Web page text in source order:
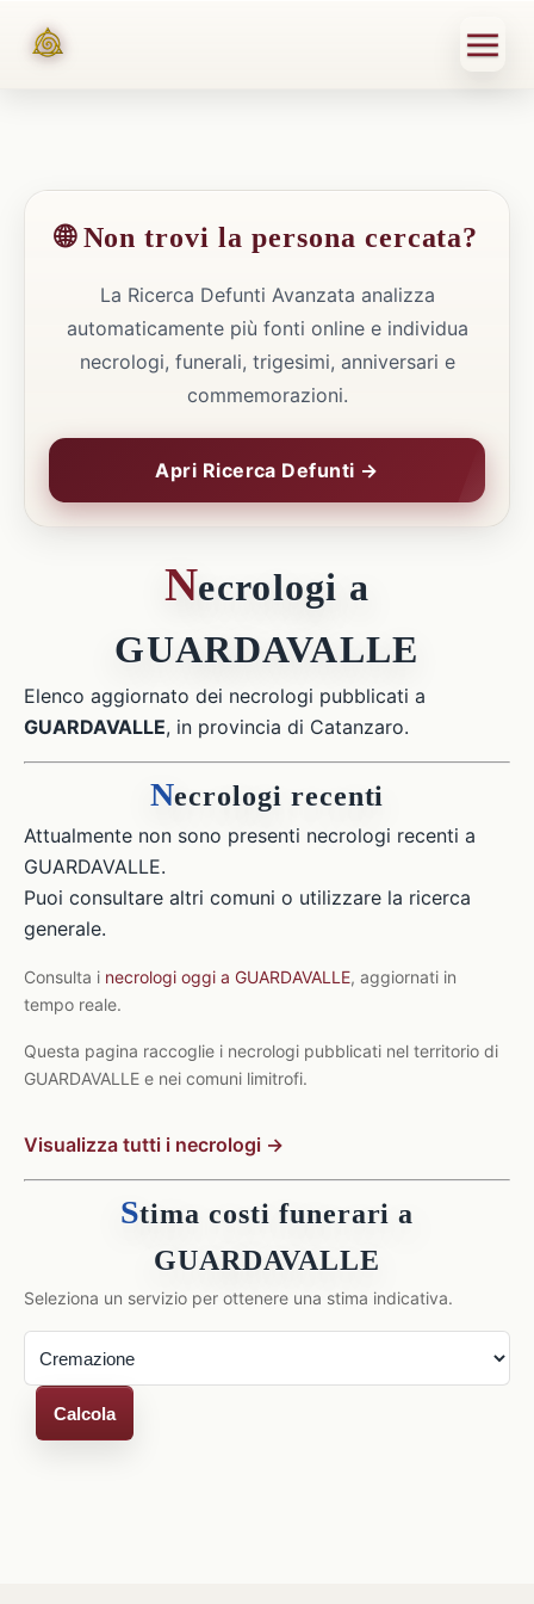
🌐 Non trovi la persona cercata?
La Ricerca Defunti Avanzata analizza
automaticamente più fonti online e individua
necrologi, funerali, trigesimi, anniversari e
commemorazioni.
Apri Ricerca Defunti →
Necrologi a
GUARDAVALLE
Elenco aggiornato dei necrologi pubblicati a
GUARDAVALLE, in provincia di Catanzaro.
Necrologi recenti
Attualmente non sono presenti necrologi recenti a
GUARDAVALLE.
Puoi consultare altri comuni o utilizzare la ricerca
generale.
Consulta i necrologi oggi a GUARDAVALLE, aggiornati in
tempo reale.
Questa pagina raccoglie i necrologi pubblicati nel territorio di
GUARDAVALLE e nei comuni limitrofi.
Visualizza tutti i necrologi →
Stima costi funerari a
GUARDAVALLE
Seleziona un servizio per ottenere una stima indicativa.
Calcola